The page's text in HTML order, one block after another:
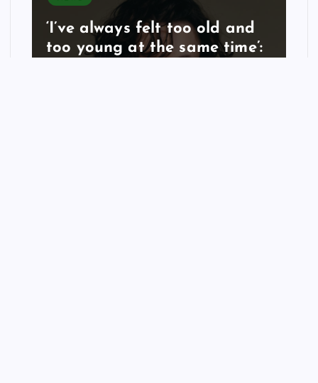
‘I’ve always felt too old and
too young at the same time’: